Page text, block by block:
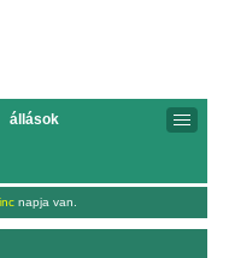
állások
napja van.